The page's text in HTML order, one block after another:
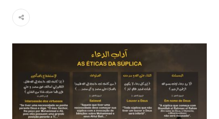
Em nome de Deus, O Clemente, O Misericordioso! O Centro
Islâmico no Brasil parabeniza a nação islâmica pela chegada
no ano novo muçulmano de 1435 Hejrita. Desejamos a
10 DE NOVEMBRO DE 2013
Falecimento do Imam Ali Ibn Al-Hussein
(A.S.)
Em nome de Deus, o Clemente, o Misericordioso! Diante da
data em que relembramos o martírio do quarto Imam dos
muçulmanos, o Imam Ali Ibn Al-Hussein Ibn Ali Ibn Abi Táleb
(A.S.), conhecido por “Zein Al-Ábidin” (Formosura